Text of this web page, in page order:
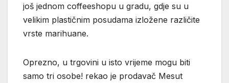
još jednom coffeeshopu u gradu, gdje su u
velikim plastičnim posudama izložene različite
vrste marihuane.
Oprezno, u trgovini u isto vrijeme mogu biti
samo tri osobe! rekao je prodavač Mesut